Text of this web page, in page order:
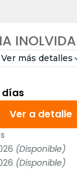
Ver más detalles
strong>
diciembre de
días
Ver a detalle
(Disponible)
(Disponible)